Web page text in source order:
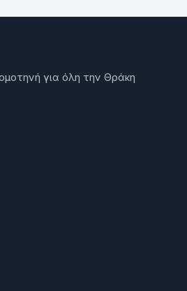
για όλη την Θράκη